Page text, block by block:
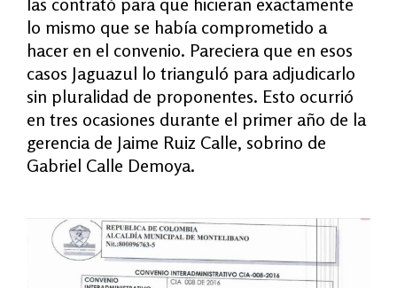
lo mismo que se había comprometido a
hacer en el convenio. Pareciera que en esos
casos Jaguazul lo trianguló para adjudicarlo
sin pluralidad de proponentes. Esto ocurrió
en tres ocasiones durante el primer año de la
gerencia de Jaime Ruiz Calle, sobrino de
Gabriel Calle Demoya.